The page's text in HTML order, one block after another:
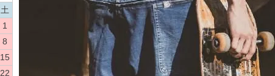
土
1
8
15
22